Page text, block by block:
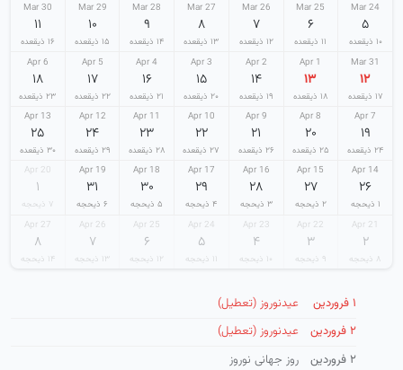
24 Mar
۵
۱۰ ذیقعده
25 Mar
۶
۱۱ ذیقعده
26 Mar
۷
۱۲ ذیقعده
27 Mar
۸
۱۳ ذیقعده
28 Mar
۹
۱۴ ذیقعده
29 Mar
۱۰
۱۵ ذیقعده
30 Mar
۱۱
۱۶ ذیقعده
31 Mar
۱۲
۱۷ ذیقعده
1 Apr
۱۳
۱۸ ذیقعده
2 Apr
۱۴
۱۹ ذیقعده
3 Apr
۱۵
۲۰ ذیقعده
4 Apr
۱۶
۲۱ ذیقعده
5 Apr
۱۷
۲۲ ذیقعده
6 Apr
۱۸
۲۳ ذیقعده
7 Apr
۱۹
۲۴ ذیقعده
8 Apr
۲۰
۲۵ ذیقعده
9 Apr
۲۱
۲۶ ذیقعده
10 Apr
۲۲
۲۷ ذیقعده
11 Apr
۲۳
۲۸ ذیقعده
12 Apr
۲۴
۲۹ ذیقعده
13 Apr
۲۵
۳۰ ذیقعده
14 Apr
۲۶
۱ ذیحجه
15 Apr
۲۷
۲ ذیحجه
16 Apr
۲۸
۳ ذیحجه
17 Apr
۲۹
۴ ذیحجه
18 Apr
۳۰
۵ ذیحجه
19 Apr
۳۱
۶ ذیحجه
20 Apr
۱
۷ ذیحجه
21 Apr
۲
۸ ذیحجه
22 Apr
۳
۹ ذیحجه
23 Apr
۴
۱۰ ذیحجه
24 Apr
۵
۱۱ ذیحجه
25 Apr
۶
۱۲ ذیحجه
26 Apr
۷
۱۳ ذیحجه
27 Apr
۸
۱۴ ذیحجه
۱ فروردین
عیدنوروز (تعطیل)
۲ فروردین
عیدنوروز (تعطیل)
۲ فروردین
روز جهانی نوروز